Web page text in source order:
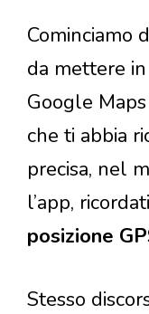
Cominciamo
da mettere
Google
che ti abbia
precisa, nel
l’app,
posizione
Stesso